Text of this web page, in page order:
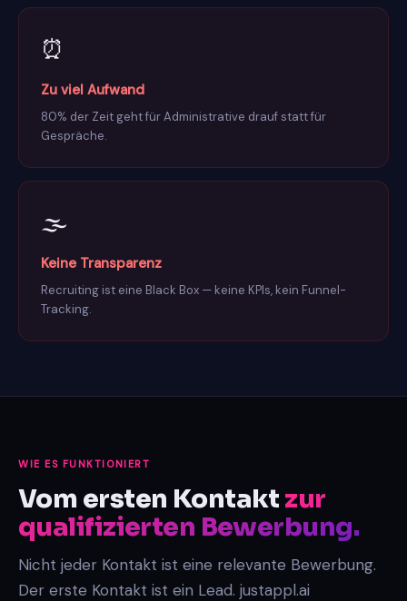
⏰
Zu viel Aufwand
80% der Zeit geht für Administrative drauf statt für
Gespräche.
🌫️
Keine Transparenz
Recruiting ist eine Black Box — keine KPIs, kein Funnel-
Tracking.
WIE ES FUNKTIONIERT
Vom ersten Kontakt zur
qualifizierten Bewerbung.
Nicht jeder Kontakt ist eine relevante Bewerbung.
Der erste Kontakt ist ein Lead. justappl.ai